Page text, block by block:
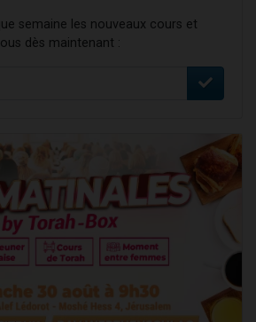
semaine les nouveaux cours et
dès maintenant :